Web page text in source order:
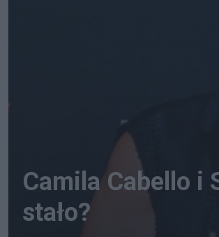
Camila Cabello i
stało?